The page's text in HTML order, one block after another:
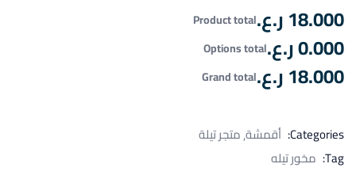
Product total 18.000 ر.ع.
Options total 0.000 ر.ع.
Grand total 18.000 ر.ع.
Categories: أقمشة متجر تيلة
Tag: مخور تيله